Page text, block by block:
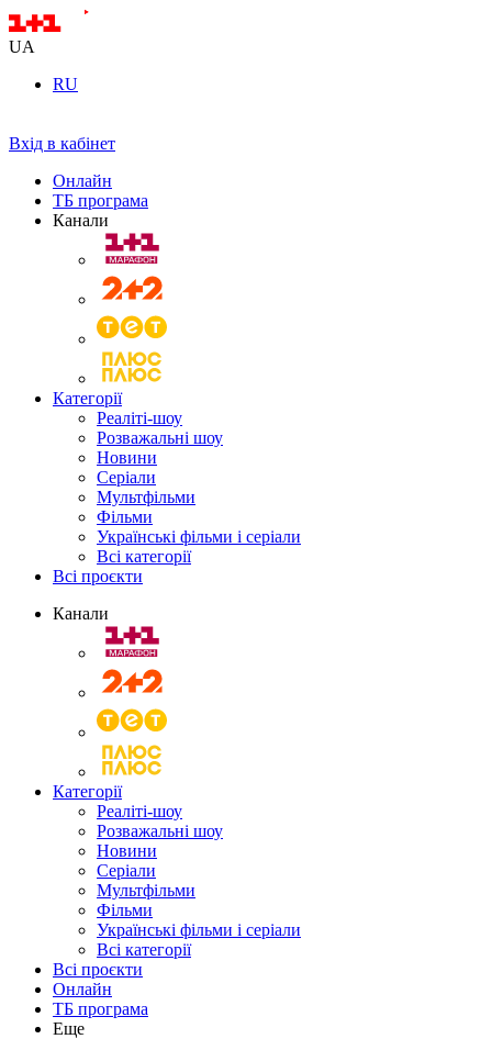
UA
RU
Вхід в кабінет
Онлайн
ТБ програма
Канали
Категорії
Реаліті-шоу
Розважальні шоу
Новини
Серіали
Мультфільми
Фільми
Українські фільми і серіали
Всі категорії
Всі проєкти
Канали
Категорії
Реаліті-шоу
Розважальні шоу
Новини
Серіали
Мультфільми
Фільми
Українські фільми і серіали
Всі категорії
Всі проєкти
Онлайн
ТБ програма
Еще